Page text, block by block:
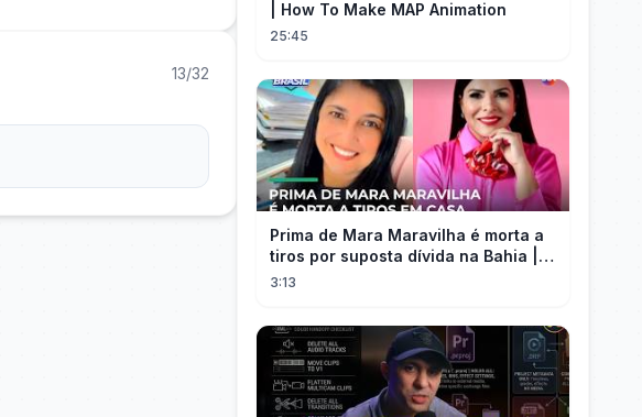
13/32
| How To Make MAP Animation
25:45
Prima de Mara Maravilha é morta a
tiros por suposta dívida na Bahia |
#SeLigaBrasil
3:13